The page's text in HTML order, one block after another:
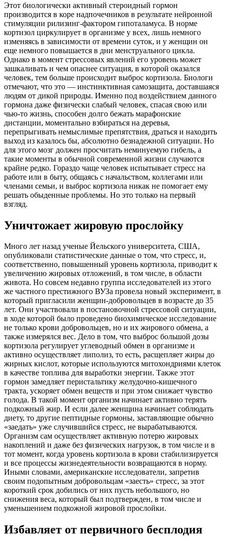
Этот биологически активный стероидный гормон
производится в коре надпочечников в результате нейронной
стимуляции рилизинг-фактором гипоталамуса. В норме
кортизол циркулирует в организме у всех, лишь немного
изменяясь в зависимости от времени суток, и у женщин он
еще немного повышается в дни менструального цикла.
Однако в момент стрессовых явлений его уровень может
зашкаливать и чем опаснее ситуация, в которой оказался
человек, тем больше происходит выброс кортизола. Биологи
отмечают, что это — инстинктивная самозащита, доставшаяся
людям от дикой природы. Именно под воздействием данного
гормона даже физически слабый человек, спасая свою или
чью-то жизнь, способен долго бежать марафонские
дистанции, моментально взбираться на деревья,
перепрыгивать немыслимые препятствия, драться и находить
выход из казалось бы, абсолютно безнадежной ситуации. Но
для этого мозг должен просчитать неминуемую гибель, а
такие моменты в обычной современной жизни случаются
крайне редко. Гораздо чаще человек испытывает стресс на
работе или в быту, общаясь с начальством, коллегами или
членами семьи, и выброс кортизола никак не помогает ему
решать обыденные проблемы. Но это только на первый
взгляд.
Уничтожает жировую прослойку
Много лет назад ученые Йельского университета, США,
опубликовали статистические данные о том, что стресс, и,
соответственно, повышенный уровень кортизола, приводит к
увеличению жировых отложений, в том числе, в области
живота. Но совсем недавно группа исследователей из этого
же частного престижного ВУЗа провела новый эксперимент, в
который пригласили женщин-добровольцев в возрасте до 35
лет. Они участвовали в постановочной стрессовой ситуации,
в ходе которой было проведено биохимическое исследование
не только крови добровольцев, но и их жирового обмена, а
также измерялся вес. Дело в том, что выброс большой дозы
кортизола регулирует углеводный обмен в организме и
активно осуществляет липолиз, то есть, расщепляет жиры до
жирных кислот, которые используются митохондриями клеток
в качестве топлива для выработки энергии. Также этот
гормон замедляет перистальтику желудочно-кишечного
тракта, ускоряет обмен веществ и при этом снижает чувство
голода. В такой момент организм начинает активно терять
подкожный жир. И если далее женщина начинает соблюдать
диету, то другие пептидные гормоны, заставляющие обычно
«заедать» уже случившийся стресс, не вырабатываются.
Организм сам осуществляет активную потерю жировых
накоплений и даже без физических нагрузок, в том числе и в
тот момент, когда уровень кортизола в крови стабилизируется
и все процессы жизнедеятельности возвращаются в норму.
Иными словами, американские исследователи, запретив
своим подопытным добровольцам «заесть» стресс, за этот
короткий срок добились от них пусть небольшого, но
снижения веса, который был подтвержден, в том числе и
уменьшением подкожной жировой прослойки.
Избавляет от первичного бесплодия